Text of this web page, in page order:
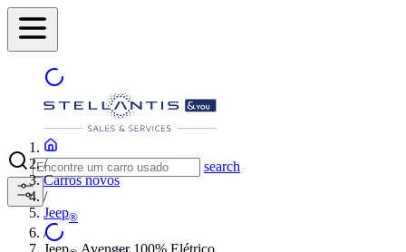
search
/
Carros novos
/
Jeep®
/